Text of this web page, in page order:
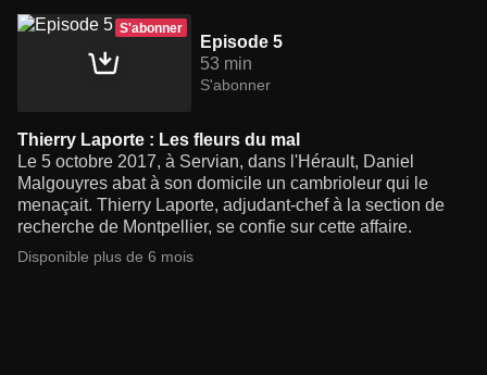
S'abonner
Episode 5
53 min
S'abonner
Thierry Laporte : Les fleurs du mal
Le 5 octobre 2017, à Servian, dans l'Hérault, Daniel
Malgouyres abat à son domicile un cambrioleur qui le
menaçait. Thierry Laporte, adjudant-chef à la section de
recherche de Montpellier, se confie sur cette affaire.
Disponible plus de 6 mois